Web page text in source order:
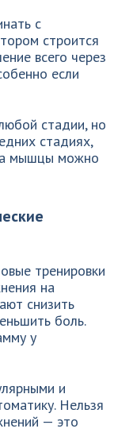
с
строится
всего через
если
стадии, но
стадиях,
а мышцы можно
тренировки
на
снизить
боль.
у
и
Нельзя
— это